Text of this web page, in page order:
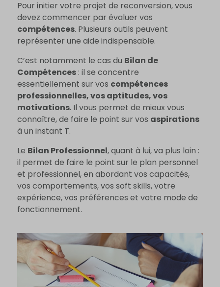
Pour initier votre projet de reconversion, vous
devez commencer par évaluer vos
compétences. Plusieurs outils peuvent
représenter une aide indispensable.
C’est notamment le cas du Bilan de
Compétences : il se concentre
essentiellement sur vos compétences
professionnelles, vos aptitudes, vos
motivations. Il vous permet de mieux vous
connaître, de faire le point sur vos aspirations
à un instant T.
Le Bilan Professionnel, quant à lui, va plus loin :
il permet de faire le point sur le plan personnel
et professionnel, en abordant vos capacités,
vos comportements, vos soft skills, votre
expérience, vos préférences et votre mode de
fonctionnement.